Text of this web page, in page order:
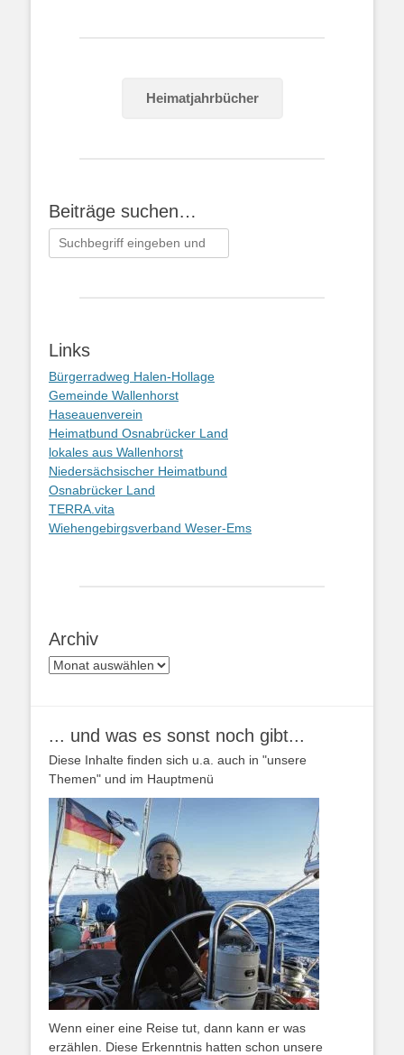
Heimatjahrbücher
Beiträge suchen…
Suchen
nach:
Links
Bürgerradweg Halen-Hollage
Gemeinde Wallenhorst
Haseauenverein
Heimatbund Osnabrücker Land
lokales aus Wallenhorst
Niedersächsischer Heimatbund
Osnabrücker Land
TERRA.vita
Wiehengebirgsverband Weser-Ems
Archiv
Archiv
... und was es sonst noch gibt...
Diese Inhalte finden sich u.a. auch in "unsere
Themen" und im Hauptmenü
Wenn einer eine Reise tut, dann kann er was
erzählen. Diese Erkenntnis hatten schon unsere